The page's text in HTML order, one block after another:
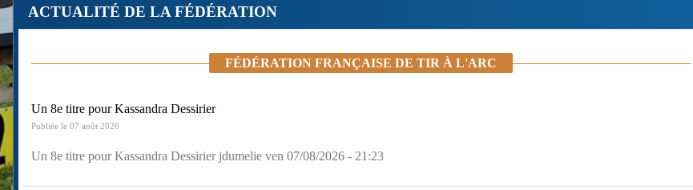
ACTUALITÉ DE LA FÉDÉRATION
FÉDÉRATION FRANÇAISE DE TIR À L'ARC
Un 8e titre pour Kassandra Dessirier
Publiée le 07 août 2026
Un 8e titre pour Kassandra Dessirier jdumelie ven 07/08/2026 - 21:23